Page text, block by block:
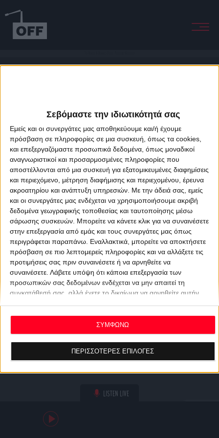
Σεβόμαστε την ιδιωτικότητά σας
Εμείς και οι συνεργάτες μας αποθηκεύουμε και/ή έχουμε
πρόσβαση σε πληροφορίες σε μια συσκευή, όπως τα cookies,
και επεξεργαζόμαστε προσωπικά δεδομένα, όπως μοναδικοί
αναγνωριστικοί και προσαρμοσμένες πληροφορίες που
αποστέλλονται από μια συσκευή για εξατομικευμένες διαφημίσεις
και περιεχόμενο, μέτρηση διαφήμισης και περιεχομένου, έρευνα
ακροατηρίου και ανάπτυξη υπηρεσιών. Με την άδειά σας, εμείς
και οι συνεργάτες μας ενδέχεται να χρησιμοποιήσουμε ακριβή
δεδομένα γεωγραφικής τοποθεσίας και ταυτοποίησης μέσω
σάρωσης συσκευών. Μπορείτε να κάνετε κλικ για να συναινέσετε
στην επεξεργασία από εμάς και τους συνεργάτες μας όπως
περιγράφεται παραπάνω. Εναλλακτικά, μπορείτε να αποκτήσετε
πρόσβαση σε πιο λεπτομερείς πληροφορίες και να αλλάξετε τις
προτιμήσεις σας πριν συναινέσετε ή να αρνηθείτε να
συναινέσετε. Λάβετε υπόψη ότι κάποια επεξεργασία των
προσωπικών σας δεδομένων ενδέχεται να μην απαιτεί τη
συγκατάθεσή σας, αλλά έχετε το δικαίωμα να αρνηθείτε αυτήν
ανακαλέσετε τη συγκατάθεσή σας ανά πάσα στιγμή
επιστρέφοντας σε αυτόν τον ιστότοπο και κάνοντας κλικ στο
κουμπί "Απορρήτου" στο κάτω μέρος της ιστοσελίδας.
ΠΕΡΙΣΣΟΤΕΡΕΣ ΕΠΙΛΟΓΕΣ
ΣΥΜΦΩΝΩ
LISTEN LIVE
About Offradio Business Class Terms & Conditions
Privacy Policy
Designed & developed byporcupine colors&Fotis Alexandrou